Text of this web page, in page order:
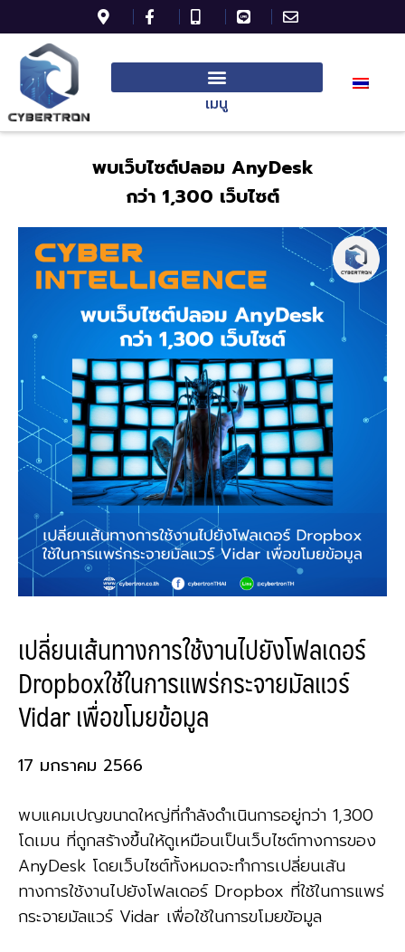
เมนู
พบเว็บไซต์ปลอม AnyDesk
กว่า 1,300 เว็บไซต์
เปลี่ยนเส้นทางการใช้งานไปยังโฟลเดอร์
Dropboxใช้ในการแพร่กระจายมัลแวร์
Vidar เพื่อขโมยข้อมูล
17 มกราคม 2566
พบแคมเปญขนาดใหญ่ที่กำลังดำเนินการอยู่กว่า 1,300
โดเมน ที่ถูกสร้างขึ้นให้ดูเหมือนเป็นเว็บไซต์ทางการของ
AnyDesk โดยเว็บไซต์ทั้งหมดจะทำการเปลี่ยนเส้น
ทางการใช้งานไปยังโฟลเดอร์ Dropbox ที่ใช้ในการแพร่
กระจายมัลแวร์ Vidar เพื่อใช้ในการขโมยข้อมูล